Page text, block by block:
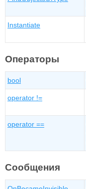
Instantiate
Операторы
bool
operator !=
operator ==
Сообщения